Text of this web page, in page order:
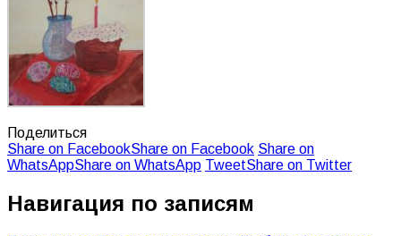
Поделиться
Share on FacebookShare on Facebook Share on
WhatsAppShare on WhatsApp TweetShare on Twitter
Навигация по записям